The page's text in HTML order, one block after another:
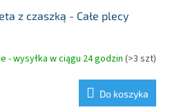
z czaszką - Całe plecy
- wysyłka w ciągu 24 godzin (>3 szt)
Do koszyka